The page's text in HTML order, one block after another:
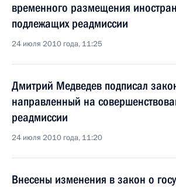
временного размещения
подлежащих реадмиссии
24 июля 2010 года, 11:25
Дмитрий Медведев подписал
направленный на
реадмиссии
24 июля 2010 года, 11:20
Внесены изменения в закон о